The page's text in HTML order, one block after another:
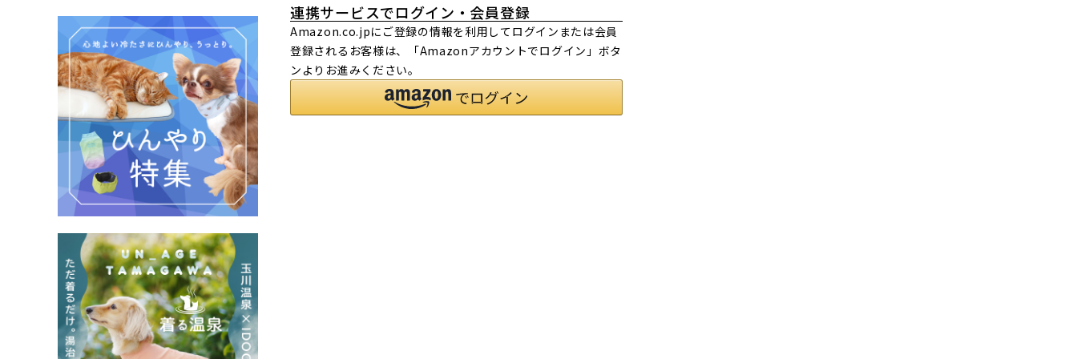
連携サービスでログイン・会員登録
Amazon.co.jpにご登録の情報を利用してログインまたは会員
登録されるお客様は、「Amazonアカウントでログイン」ボタ
ンよりお進みください。